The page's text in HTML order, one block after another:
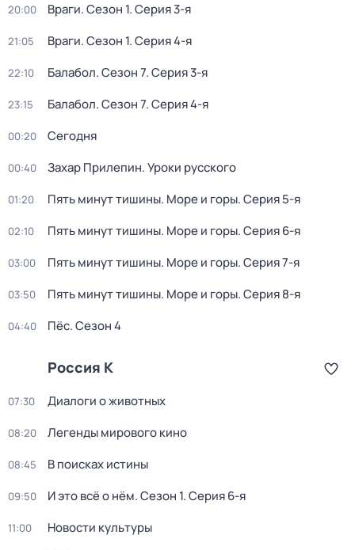
20:00 Враги. Сезон 1. Серия 3-я
21:05 Враги. Сезон 1. Серия 4-я
22:10 Балабол. Сезон 7. Серия 3-я
23:15 Балабол. Сезон 7. Серия 4-я
00:20 Сегодня
00:40 Захар Прилепин. Уроки русского
01:20 Пять минут тишины. Море и горы. Серия 5-я
02:10 Пять минут тишины. Море и горы. Серия 6-я
03:00 Пять минут тишины. Море и горы. Серия 7-я
03:50 Пять минут тишины. Море и горы. Серия 8-я
04:40 Пёс. Сезон 4
Россия К
07:30 Диалоги о животных
08:20 Легенды мирового кино
08:45 В поисках истины
09:50 И это всё о нём. Сезон 1. Серия 6-я
11:00 Новости культуры